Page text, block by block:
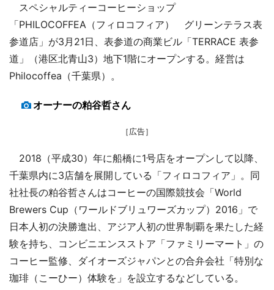
スペシャルティーコーヒーショップ
「PHILOCOFFEA（フィロコフィア） グリーンテラス表
参道店」が3月21日、表参道の商業ビル「TERRACE 表参
道」（港区北青山3）地下1階にオープンする。経営は
Philocoffea（千葉県）。
オーナーの粕谷哲さん
［広告］
2018（平成30）年に船橋に1号店をオープンして以降、
千葉県内に3店舗を展開している「フィロコフィア」。同
社社長の粕谷哲さんはコーヒーの国際競技会「World
Brewers Cup（ワールドブリュワーズカップ）2016」で
日本人初の決勝進出、アジア人初の世界制覇を果たした経
験を持ち、コンビニエンスストア「ファミリーマート」の
コーヒー監修、ダイオーズジャパンとの合弁会社「特別な
珈琲（こーひー）体験を」を設立するなどしている。